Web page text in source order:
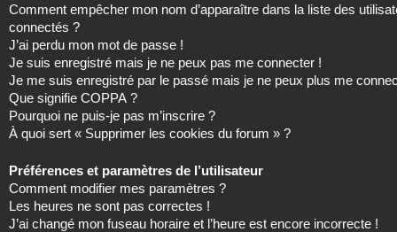
Comment empêcher mon nom d’apparaître dans la liste des
connectés ?
J’ai perdu mon mot de passe !
Je suis enregistré mais je ne peux pas me connecter !
Je me suis enregistré par le passé mais je ne peux plus me
Que signifie COPPA ?
Pourquoi ne puis-je pas m’inscrire ?
À quoi sert « Supprimer les cookies du forum » ?
Préférences et paramètres de l’utilisateur
Comment modifier mes paramètres ?
Les heures ne sont pas correctes !
J’ai changé mon fuseau horaire et l’heure est encore incorrecte !